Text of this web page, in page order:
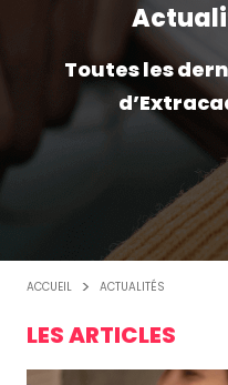
Toutes les
ACCUEIL ACTUALITÉS
LES ARTICLES